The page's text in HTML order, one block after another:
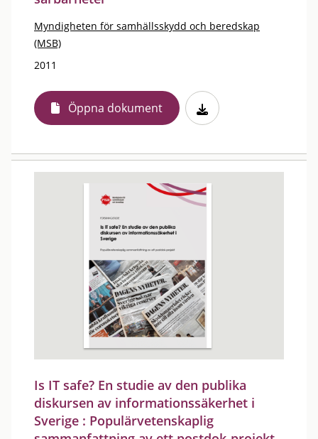
Myndigheten för samhällsskydd och beredskap
(MSB)
2011
Öppna dokument
Is IT safe? En studie av den publika
diskursen av informationssäkerhet i
Sverige : Populärvetenskaplig